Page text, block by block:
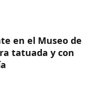
en el Museo de
tatuada y con